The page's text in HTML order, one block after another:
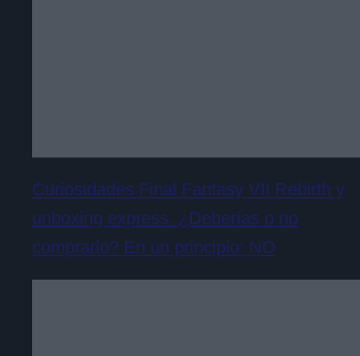
Curiosidades Final Fantasy VII Rebirth y
unboxing express. ¿Deberías o no
comprarlo? En un principio: NO